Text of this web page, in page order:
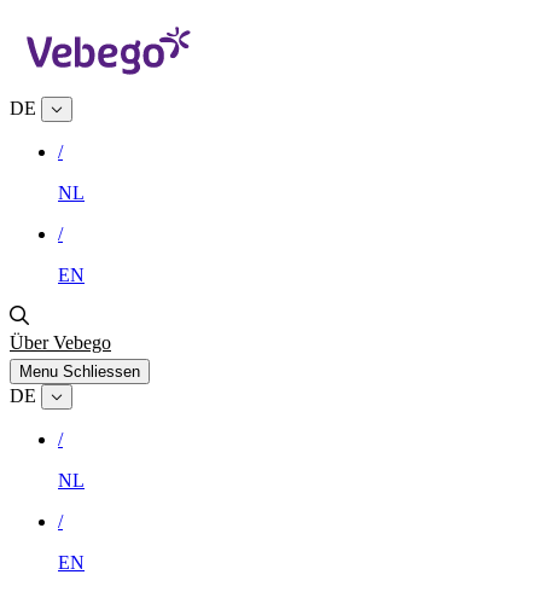
DE
/
NL
/
EN
Über Vebego
Menu Schliessen
DE
/
NL
/
EN